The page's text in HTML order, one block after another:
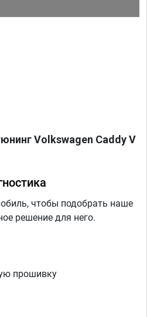
Volkswagen Caddy V
чтобы подобрать наше
решение для него.
прошивку